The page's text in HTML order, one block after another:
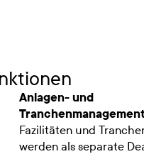
Anlagen- und
Fazilitäten und
werden als separate